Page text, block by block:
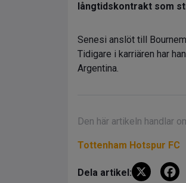
långtidskontrakt som
Senesi anslöt till
Tidigare i karriären har
Argentina.
Den här artikeln handlar
Tottenham Hotspur FC
Dela artikel: X